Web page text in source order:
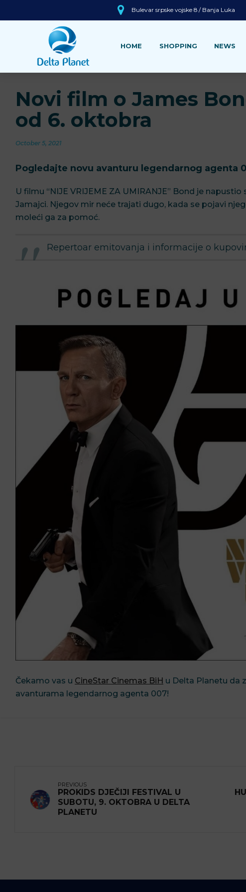
Bulevar srpske vojske 8 / Banja Luka
HOME SHOPPING NEWS
Novi film o James
od 6. oktobra
October 5, 2021
Pogledajte novu avanturu legendarnog agenta
U filmu “NIJE VRIJEME ZA UMIRANJE” Bond je
Jamajci. Njegov mir neće trajati dugo, kada se pojavi
moleći ga za pomoć.
Repertoar emitovanja i informacije o
Čekamo vas u CineStar Cinemas BiH u Delta Planetu da
avanturama legendarnog agenta 007!
PREVIOUS
PROKIDS DJEČIJI FESTIVAL U
SUBOTU, 9. OKTOBRA U DELTA
PLANETU